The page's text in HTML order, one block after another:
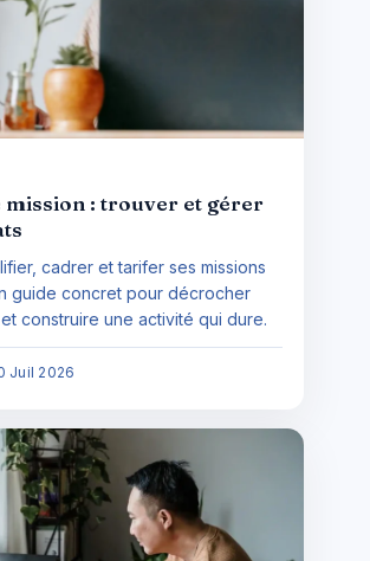
mission : trouver et gérer
cadrer et tarifer ses missions
guide concret pour décrocher
construire une activité qui dure.
Juil 2026